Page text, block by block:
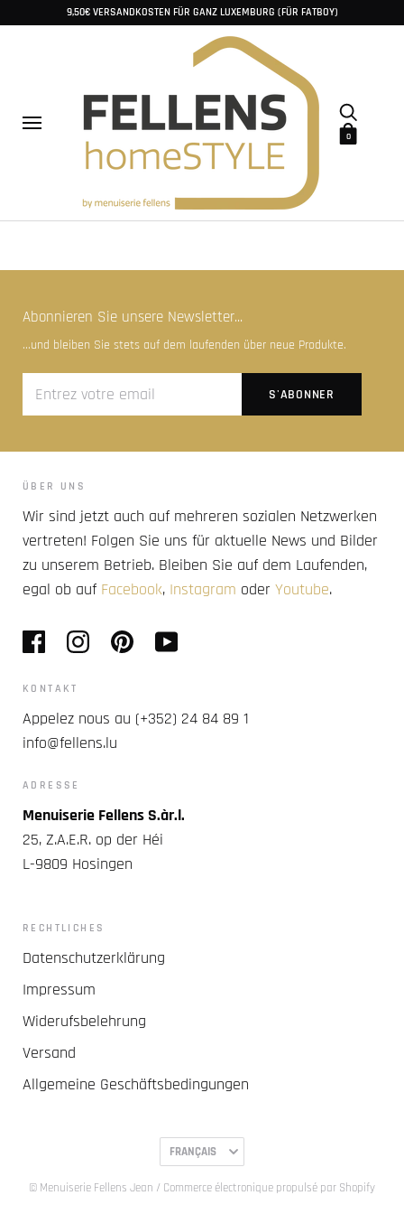
9,50€ VERSANDKOSTEN FÜR GANZ LUXEMBURG (FÜR FATBOY)
0
Abonnieren Sie unsere Newsletter...
...und bleiben Sie stets auf dem laufenden über neue Produkte.
ÜBER UNS
Wir sind jetzt auch auf mehreren sozialen Netzwerken
vertreten! Folgen Sie uns für aktuelle News und Bilder
zu unserem Betrieb. Bleiben Sie auf dem Laufenden,
egal ob auf Facebook, Instagram oder Youtube.
KONTAKT
Appelez nous au (+352) 24 84 89 1
info@fellens.lu
ADRESSE
Menuiserie Fellens S.àr.l.
25, Z.A.E.R. op der Héi
L-9809 Hosingen
RECHTLICHES
Datenschutzerklärung
Impressum
Widerufsbelehrung
Versand
Allgemeine Geschäftsbedingungen
Langue
FRANÇAIS
© Menuiserie Fellens Jean / Commerce électronique propulsé par Shopify